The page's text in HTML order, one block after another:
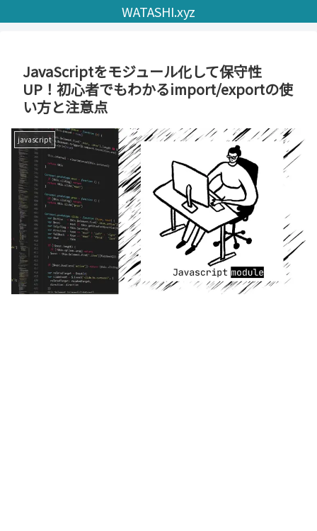
WATASHI.xyz
JavaScriptをモジュール化して保守性
UP！初心者でもわかるimport/exportの使
い方と注意点
javascript